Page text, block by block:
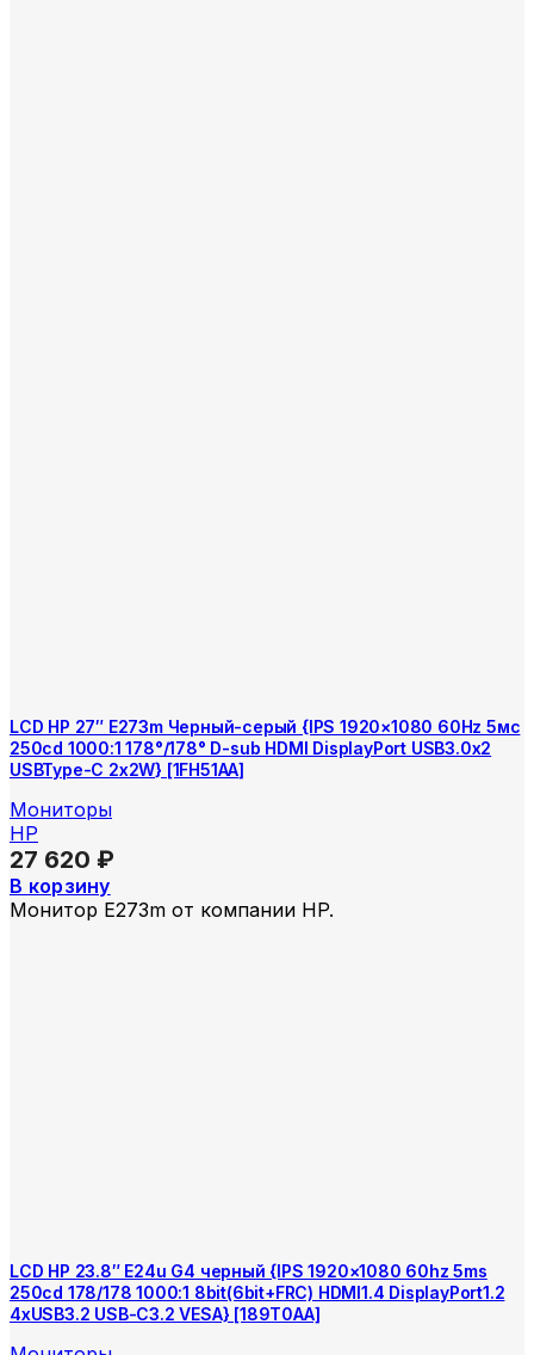
LCD HP 27″ E273m Черный-серый {IPS 1920×1080 60Hz 5мс
250cd 1000:1 178°/178° D-sub HDMI DisplayPort USB3.0x2
USBType-C 2x2W} [1FH51AA]
Мониторы
HP
27 620 ₽
В корзину
Монитор E273m от компании HP.
LCD HP 23.8″ E24u G4 черный {IPS 1920×1080 60hz 5ms
250cd 178/178 1000:1 8bit(6bit+FRC) HDMI1.4 DisplayPort1.2
4xUSB3.2 USB-C3.2 VESA} [189T0AA]